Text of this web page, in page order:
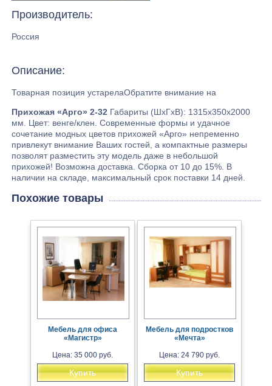
Производитель:
Россия
Описание:
Товарная позиция устарелаОбратите внимание на
Прихожая «Арго» 2-32 Габариты (ШхГхВ): 1315х350х2000
мм. Цвет: венге/клен. Современные формы и удачное
сочетание модных цветов прихожей «Арго» непременно
привлекут внимание Ваших гостей, а компактные размеры
позволят разместить эту модель даже в небольшой
прихожей! Возможна доставка. Сборка от 10 до 15%. В
наличии на складе, максимальный срок поставки 14 дней.
Похожие товары
Мебель для офиса
«Магистр»
Цена: 35 000 руб.
Купить
Мебель для подростков
«Мечта»
Цена: 24 790 руб.
Купить